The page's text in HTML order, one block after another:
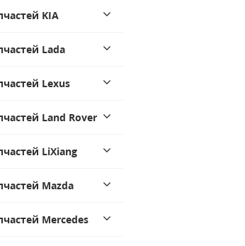
KIA
Lada
Lexus
Land Rover
LiXiang
Mazda
Mercedes